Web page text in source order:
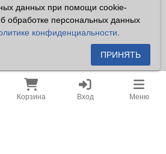
Корзина Вход Меню
на данном сайте имеет
не должна восприниматься
публичная оферта, предусмотренная
запрет на цитирование,
информации, размещенной на
включая информацию о
данных при помощи cookie-
обработке персональных данных
конфиденциальности
ПРИНЯТЬ